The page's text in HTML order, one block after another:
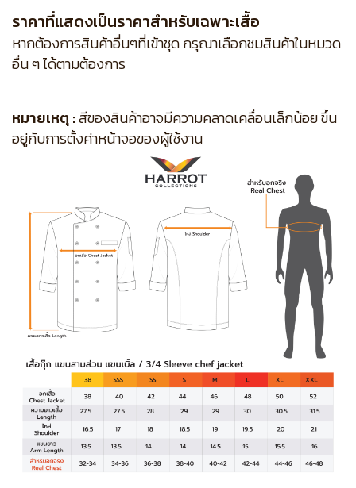
ราคาที่แสดงเป็นราคาสำหรับเฉพาะเสื้อ
หากต้องการสินค้าอื่นๆที่เข้าชุด กรุณาเลือกชมสินค้าในหมวด
อื่น ๆ ได้ตามต้องการ
หมายเหตุ :สีของสินค้าอาจมีความคลาดเคลื่อนเล็กน้อย ขึ้น
อยู่กับการตั้งค่าหน้าจอของผู้ใช้งาน